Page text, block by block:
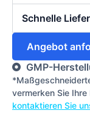
Schnelle
Angebot
GMP-
vermerken Sie
kontaktieren Sie